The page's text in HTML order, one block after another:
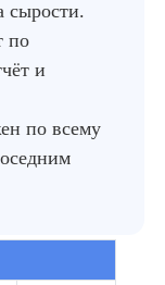
сырости.
по
и
по всему